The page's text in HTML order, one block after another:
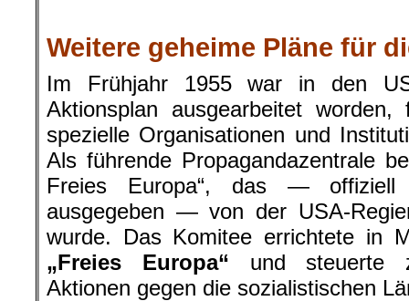
Weitere geheime Pläne für
Im Frühjahr 1955 war in den
Aktionsplan ausgearbeitet
spezielle Organisationen und
Als führende Propagandazentrale
Freies Europa“, das — offiziell
ausgegeben — von der USA-
wurde. Das Komitee errichtete in
„Freies Europa“ und steuerte
Aktionen gegen die sozialistischen